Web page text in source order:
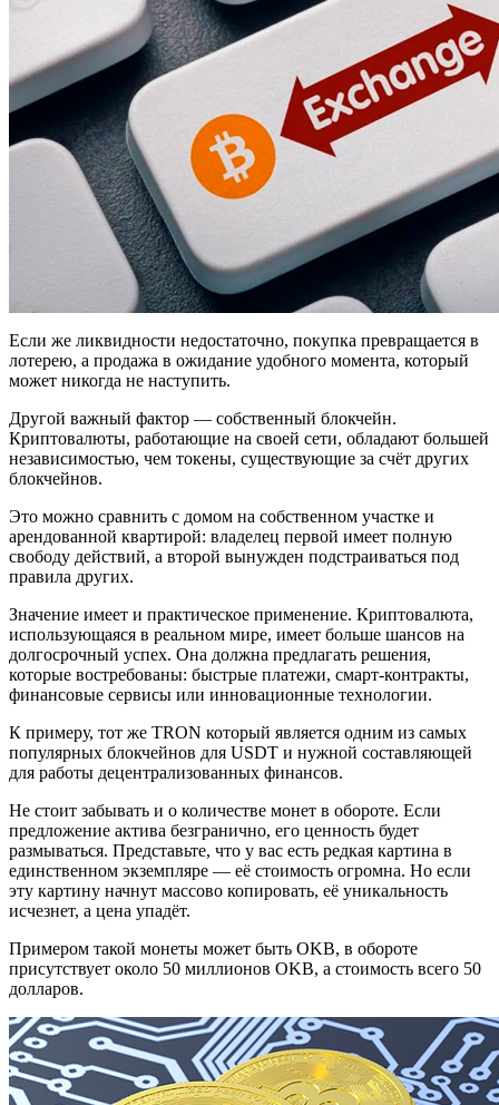
Если же ликвидности недостаточно, покупка превращается в
лотерею, а продажа в ожидание удобного момента, который
может никогда не наступить.
Другой важный фактор — собственный блокчейн.
Криптовалюты, работающие на своей сети, обладают большей
независимостью, чем токены, существующие за счёт других
блокчейнов.
Это можно сравнить с домом на собственном участке и
арендованной квартирой: владелец первой имеет полную
свободу действий, а второй вынужден подстраиваться под
правила других.
Значение имеет и практическое применение. Криптовалюта,
использующаяся в реальном мире, имеет больше шансов на
долгосрочный успех. Она должна предлагать решения,
которые востребованы: быстрые платежи, смарт-контракты,
финансовые сервисы или инновационные технологии.
К примеру, тот же TRON который является одним из самых
популярных блокчейнов для USDT и нужной составляющей
для работы децентрализованных финансов.
Не стоит забывать и о количестве монет в обороте. Если
предложение актива безгранично, его ценность будет
размываться. Представьте, что у вас есть редкая картина в
единственном экземпляре — её стоимость огромна. Но если
эту картину начнут массово копировать, её уникальность
исчезнет, а цена упадёт.
Примером такой монеты может быть OKB, в обороте
присутствует около 50 миллионов OKB, а стоимость всего 50
долларов.